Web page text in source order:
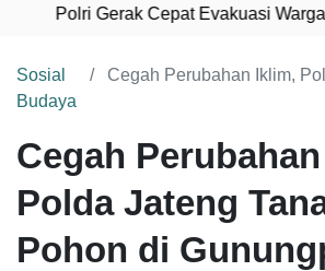
Polri Gerak Cepat Evakuasi
Sosial
Budaya
Cegah Perubahan Iklim, Polda Jateng Tanam 1.050
Cegah
Polda Jateng
Pohon di